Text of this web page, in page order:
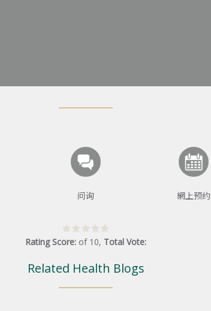
问询 網上预约
Rating Score: of 10, Total Vote:
Related Health Blogs